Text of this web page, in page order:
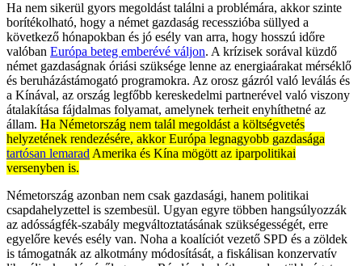
Ha nem sikerül gyors megoldást találni a problémára, akkor szinte
borítékolható, hogy a német gazdaság recesszióba süllyed a
következő hónapokban és jó esély van arra, hogy hosszú időre
valóban Európa beteg emberévé váljon. A krízisek sorával küzdő
német gazdaságnak óriási szüksége lenne az energiaárakat mérséklő
és beruházástámogató programokra. Az orosz gázról való leválás és
a Kínával, az ország legfőbb kereskedelmi partnerével való viszony
átalakítása fájdalmas folyamat, amelynek terheit enyhíthetné az
állam. Ha Németország nem talál megoldást a költségvetés
helyzetének rendezésére, akkor Európa legnagyobb gazdasága
tartósan lemarad Amerika és Kína mögött az iparpolitikai
versenyben is.
Németország azonban nem csak gazdasági, hanem politikai
csapdahelyzettel is szembesül. Ugyan egyre többen hangsúlyozzák
az adósságfék-szabály megváltoztatásának szükségességét, erre
egyelőre kevés esély van. Noha a koalíciót vezető SPD és a zöldek
is támogatnák az alkotmány módosítását, a fiskálisan konzervatív